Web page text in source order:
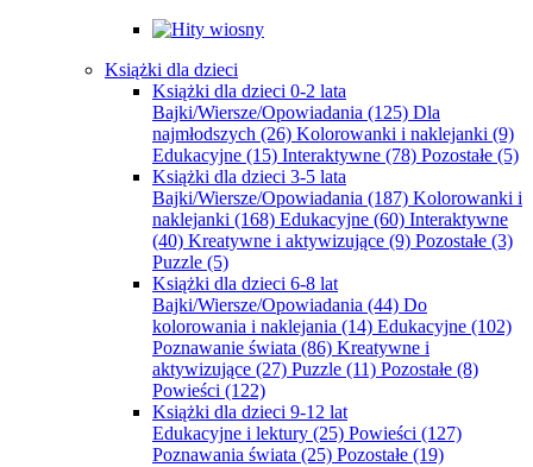
Książki dla dzieci
Książki dla dzieci 0-2 lata
Bajki/Wiersze/Opowiadania (125) Dla
najmłodszych (26) Kolorowanki i naklejanki (9)
Edukacyjne (15) Interaktywne (78) Pozostałe (5)
Książki dla dzieci 3-5 lata
Bajki/Wiersze/Opowiadania (187) Kolorowanki i
naklejanki (168) Edukacyjne (60) Interaktywne
(40) Kreatywne i aktywizujące (9) Pozostałe (3)
Puzzle (5)
Książki dla dzieci 6-8 lat
Bajki/Wiersze/Opowiadania (44) Do
kolorowania i naklejania (14) Edukacyjne (102)
Poznawanie świata (86) Kreatywne i
aktywizujące (27) Puzzle (11) Pozostałe (8)
Powieści (122)
Książki dla dzieci 9-12 lat
Edukacyjne i lektury (25) Powieści (127)
Poznawania świata (25) Pozostałe (19)